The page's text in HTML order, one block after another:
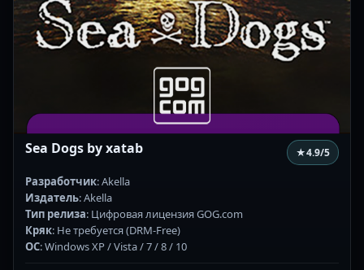
Sea Dogs by xatab ★4.9/5
Разработчик: Akella
Издатель: Akella
Тип релиза: Цифровая лицензия GOG.com
Кряк: Не требуется (DRM-Free)
ОС: Windows XP / Vista / 7 / 8 / 10